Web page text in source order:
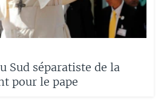
Sud séparatiste de la
pour le pape